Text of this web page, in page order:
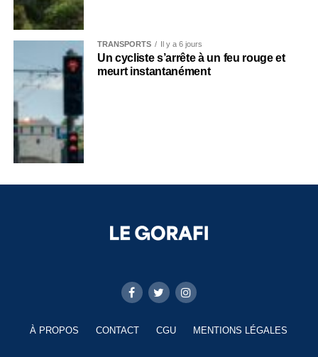
TRANSPORTS Il y a 6 jours
Un cycliste s’arrête à un feu rouge et
meurt instantanément
À PROPOS CONTACT CGU MENTIONS LÉGALES